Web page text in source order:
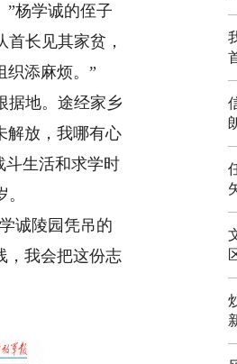
杨学诚的侄子
长见其家贫，
织添麻烦。”
地。途经家乡
解放，我哪有心
斗生活和求学时
诚陵园凭吊的
，我会把这份志